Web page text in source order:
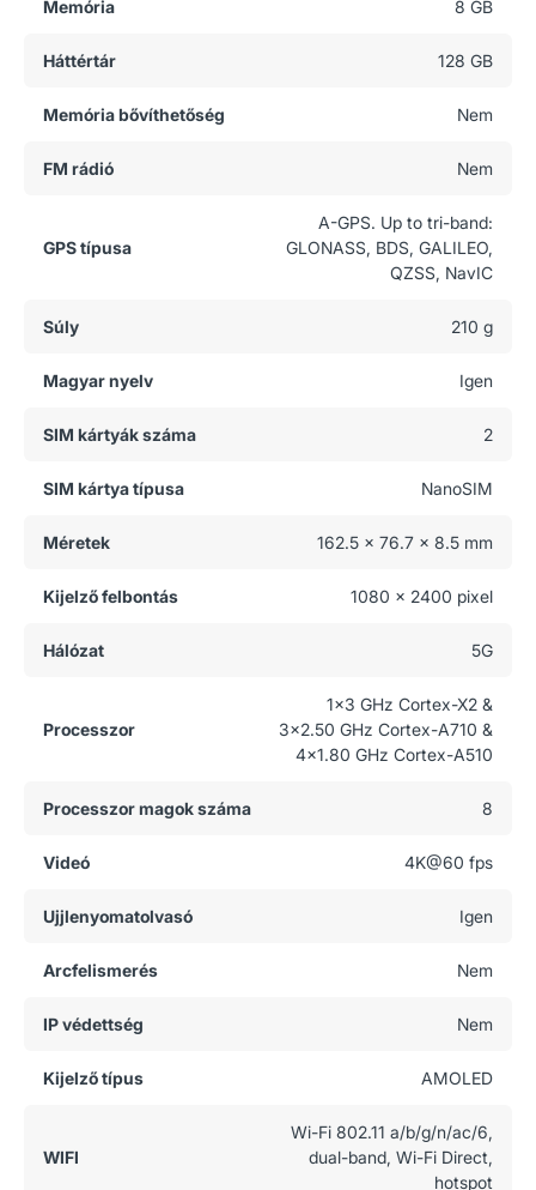
Memória 8 GB
Háttértár 128 GB
Memória bővíthetőség Nem
FM rádió Nem
GPS típusa
A-GPS. Up to tri-band:
GLONASS, BDS, GALILEO,
QZSS, NavIC
Súly 210 g
Magyar nyelv Igen
SIM kártyák száma 2
SIM kártya típusa NanoSIM
Méretek 162.5 x 76.7 x 8.5 mm
Kijelző felbontás 1080 x 2400 pixel
Hálózat 5G
Processzor
1x3 GHz Cortex-X2 &
3x2.50 GHz Cortex-A710 &
4x1.80 GHz Cortex-A510
Processzor magok száma 8
Videó 4K@60 fps
Ujjlenyomatolvasó Igen
Arcfelismerés Nem
IP védettség Nem
Kijelző típus AMOLED
WIFI
Wi-Fi 802.11 a/b/g/n/ac/6,
dual-band, Wi-Fi Direct,
hotspot